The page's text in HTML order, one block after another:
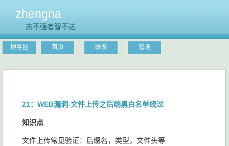
zhengna
志不强者智不达
博客园 首页 联系 管理
21：WEB漏洞-文件上传之后端黑白名单绕过
知识点
文件上传常见验证：后缀名，类型，文件头等